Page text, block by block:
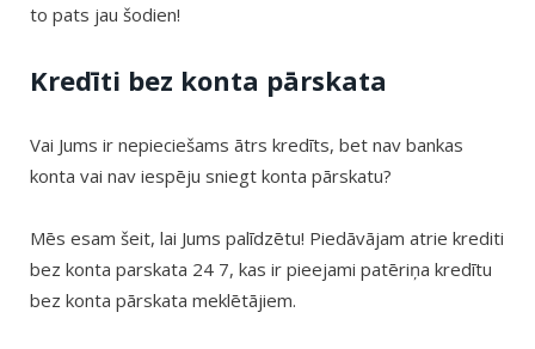
to pats jau šodien!
Kredīti bez konta pārskata
Vai Jums ir nepieciešams ātrs kredīts, bet nav bankas
konta vai nav iespēju sniegt konta pārskatu?
Mēs esam šeit, lai Jums palīdzētu! Piedāvājam atrie krediti
bez konta parskata 24 7, kas ir pieejami patēriņa kredītu
bez konta pārskata meklētājiem.